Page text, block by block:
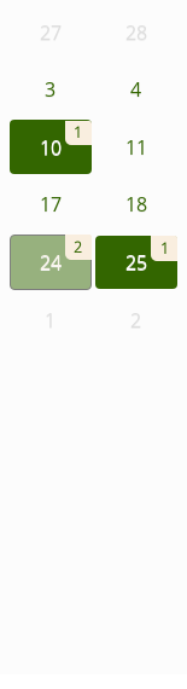
27 28
3 4
10
1
11
17 18
24
2
25
1
1 2